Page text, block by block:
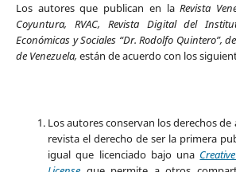
Los autores que publican en laRevista
Coyuntura, RVAC, Revista Digital del
Económicas y Sociales “Dr. Rodolfo Quintero”,
de Venezuela, están de acuerdo con los
Los autores conservan los derechos
revista el derecho de ser la primera
igual que licenciado bajo una